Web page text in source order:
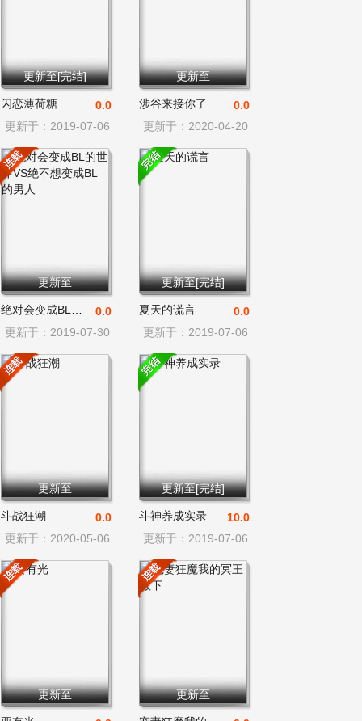
更新至[完结]
闪恋薄荷糖
更新于：2019-07-06
0.0
更新至
涉谷来接你了
更新于：2020-04-20
0.0
更新至
更新于：2019-07-30
0.0
更新至[完结]
夏天的谎言
更新于：2019-07-06
0.0
更新至
斗战狂潮
更新于：2020-05-06
0.0
更新至[完结]
斗神养成实录
更新于：2019-07-06
10.0
更新至 更新至